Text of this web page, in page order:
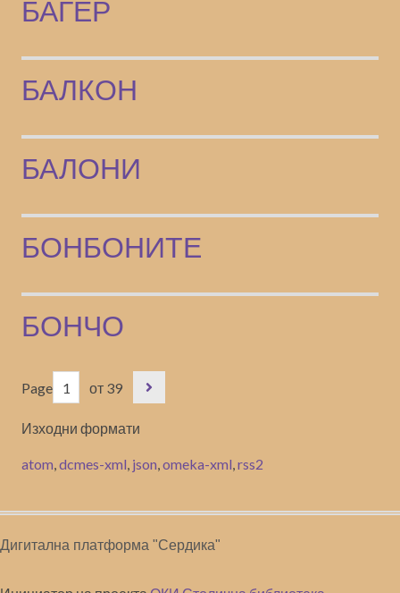
БАГЕР
БАЛКОН
БАЛОНИ
БОНБОНИТЕ
БОНЧО
Page от 39
Изходни формати
atom,dcmes-xml, json,omeka-xml,rss2
Дигитална платформа "Сердика"